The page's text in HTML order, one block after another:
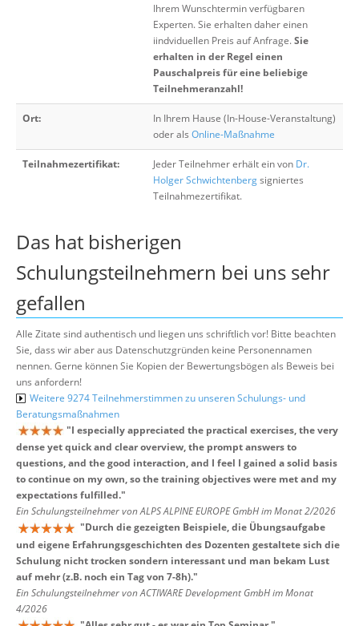
Ihrem Wunschtermin verfügbaren
Experten. Sie erhalten daher einen
iindviduellen Preis auf Anfrage.Sie
erhalten in der Regel einen
Pauschalpreis für eine beliebige
Teilnehmeranzahl!
Ort:
In Ihrem Hause (In-House-Veranstaltung)
oder als Online-Maßnahme
Teilnahmezertifikat: Jeder Teilnehmer erhält ein von Dr.
Holger Schwichtenbergsigniertes
Teilnahmezertifikat.
Das hat bisherigen
Schulungsteilnehmern bei uns sehr
gefallen
Alle Zitate sind authentisch und liegen uns schriftlich vor! Bitte beachten
Sie, dass wir aber aus Datenschutzgründen keine Personennamen
nennen. Gerne können Sie Kopien der Bewertungsbögen als Beweis bei
uns anfordern!
Weitere 9274 Teilnehmerstimmen zu unseren Schulungs- und
Beratungsmaßnahmen
"I especially appreciated the practical exercises, the very
dense yet quick and clear overview, the prompt answers to
questions, and the good interaction, and I feel I gained a solid basis
to continue on my own, so the training objectives were met and my
expectations fulfilled."
Ein Schulungsteilnehmer von ALPS ALPINE EUROPE GmbH im Monat 2/2026
"Durch die gezeigten Beispiele, die Übungsaufgabe
und eigene Erfahrungsgeschichten des Dozenten gestaltete sich die
Schulung nicht trocken sondern interessant und man bekam Lust
auf mehr (z.B. noch ein Tag von 7-8h)."
Ein Schulungsteilnehmer von ACTIWARE Development GmbH im Monat
4/2026